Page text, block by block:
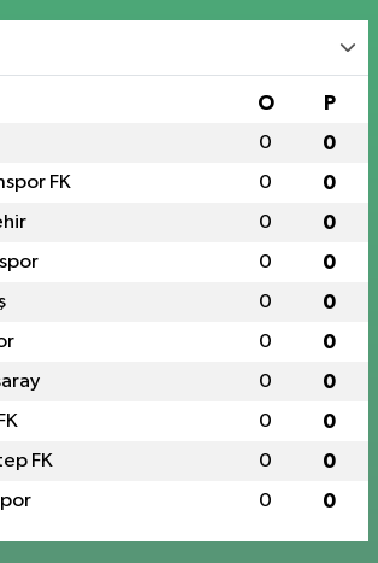
O P
0 0
FK 0 0
0 0
0 0
0 0
0 0
0 0
0 0
FK 0 0
0 0